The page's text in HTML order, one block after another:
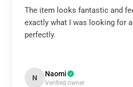
The item looks fantastic and
exactly what I was looking for
perfectly.
N Naomi
Verified owner